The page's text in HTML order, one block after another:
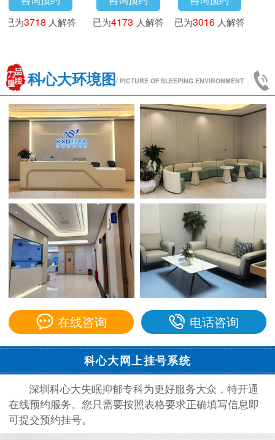
已为3718 人解答 已为4173 人解答 已为3016 人解答
科心大环境图/ PICTURE OF SLEEPING ENVIRONMENT
在线咨询 电话咨询
科心大网上挂号系统
深圳科心大失眠抑郁专科为更好服务大众，特开通
在线预约服务。您只需要按照表格要求正确填写信息即
可提交预约挂号。